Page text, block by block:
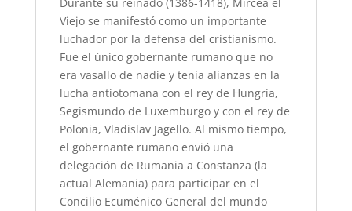
Durante su reinado (1386-1418), Mircea el
Viejo se manifestó como un importante
luchador por la defensa del cristianismo.
Fue el único gobernante rumano que no
era vasallo de nadie y tenía alianzas en la
lucha antiotomana con el rey de Hungría,
Segismundo de Luxemburgo y con el rey de
Polonia, Vladislav Jagello. Al mismo tiempo,
el gobernante rumano envió una
delegación de Rumania a Constanza (la
actual Alemania) para participar en el
Concilio Ecuménico General del mundo